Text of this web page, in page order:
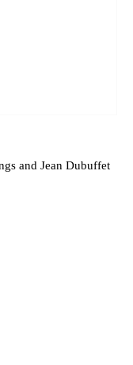
and Jean Dubuffet